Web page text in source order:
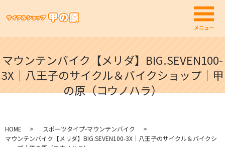
メ
メニュー
マウンテンバイク【メリダ】BIG.SEVEN100-
3X｜八王子のサイクル＆バイクショップ｜甲
の原（コウノハラ）
HOME
スポーツタイプ-マウンテンバイク
マウンテンバイク【メリダ】BIG.SEVEN100-3X｜八王子のサイクル＆バイクシ